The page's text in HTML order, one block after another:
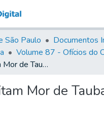
&
Coleções
Tudo na
Biblioteca
Estatísticas
São Paulo
Documentos
Para o Capitam Mor de Taubaté- Do dito
Mor de